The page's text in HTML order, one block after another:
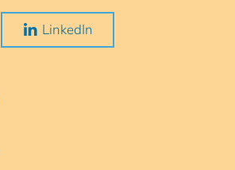
LinkedIn